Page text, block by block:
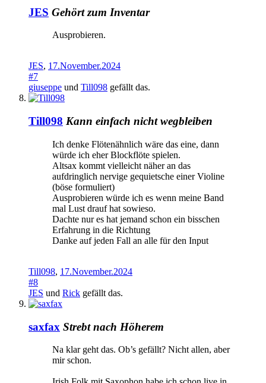
JES Gehört zum Inventar
Ausprobieren.
JES, 17.November.2024
#7
giuseppe und Till098 gefällt das.
Till098 Kann einfach nicht wegbleiben
Ich denke Flötenähnlich wäre das eine, dann
würde ich eher Blockflöte spielen.
Altsax kommt vielleicht näher an das
aufdringlich nervige gequietsche einer Violine
(böse formuliert)
Ausprobieren würde ich es wenn meine Band
mal Lust drauf hat sowieso.
Dachte nur es hat jemand schon ein bisschen
Erfahrung in die Richtung
Danke auf jeden Fall an alle für den Input
Till098, 17.November.2024
#8
JES und Rick gefällt das.
saxfax Strebt nach Höherem
Na klar geht das. Ob’s gefällt? Nicht allen, aber
mir schon.